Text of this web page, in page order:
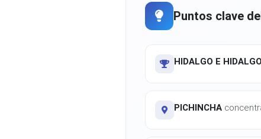
Puntos clave
HIDALGO E
PICHINCHA